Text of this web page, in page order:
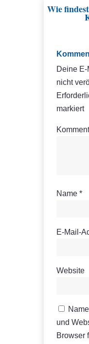
Wie
Deine
nicht
markiert
Name*
E-Mail-
Website
und
Browser